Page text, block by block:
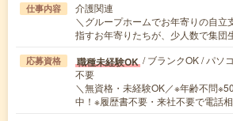
仕事内容
介護関連
＼グループホームでお年寄りの自立
指すお年寄りたちが、少人数で集
応募資格 職種未経験OK / ブランクOK / パソ
不要
＼無資格・未経験OK／※年齢不問
中！※履歴書不要・来社不要で電話